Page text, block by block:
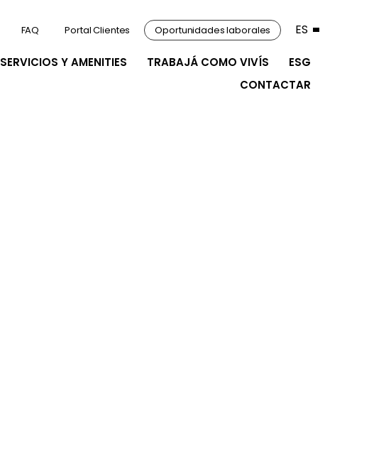
SERVICIOS Y AMENITIES TRABAJÁ COMO VIVÍS
ESG
CONTACTAR
FAQ Portal Clientes Oportunidades laborales ES